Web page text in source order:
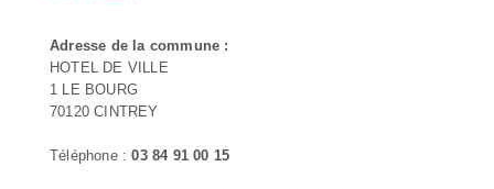
Adresse de la commune :
HOTEL DE VILLE
1 LE BOURG
70120 CINTREY
Téléphone :03 84 91 00 15